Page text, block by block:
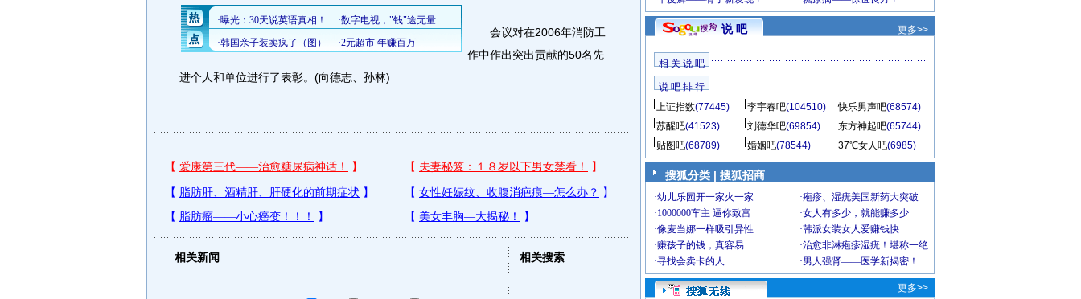
会议对在2006年消防工
作中作出突出贡献的50名先
进个人和单位进行了表彰。(向德志、孙林)
相关新闻 相关搜索
说 吧 更多>>
相 关 说 吧
说 吧 排 行
上证指数(77445) 李宇春吧(104510) 快乐男声吧(68574)
苏醒吧(41523) 刘德华吧(69854) 东方神起吧(65744)
贴图吧(68789) 婚姻吧(78544) 37℃女人吧(6985)
搜狐分类 | 搜狐招商
更多>>